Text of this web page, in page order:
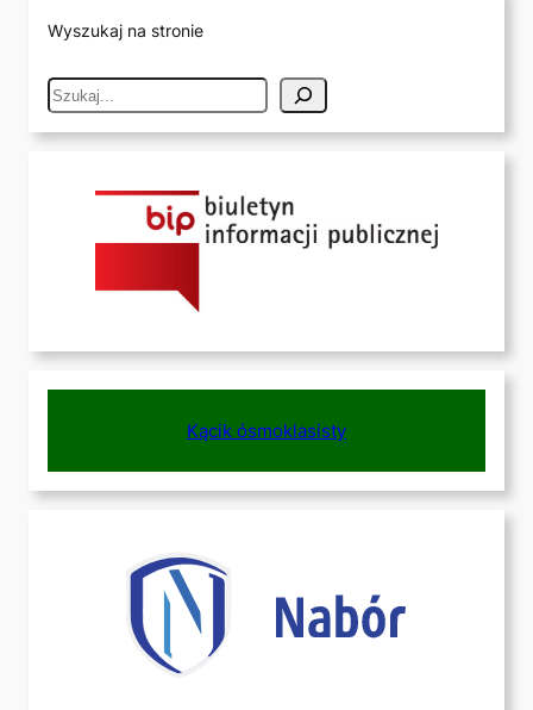
Wyszukaj na stronie
S
Kącik ósmoklasisty